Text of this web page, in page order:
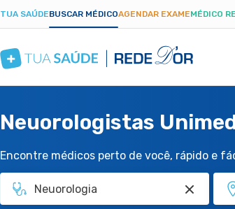
TUA SAÚDEBUSCAR MÉDICOAGENDAR EXAMEMÉDICO
Neuorologistas
Encontre médicos perto de você, rápido e